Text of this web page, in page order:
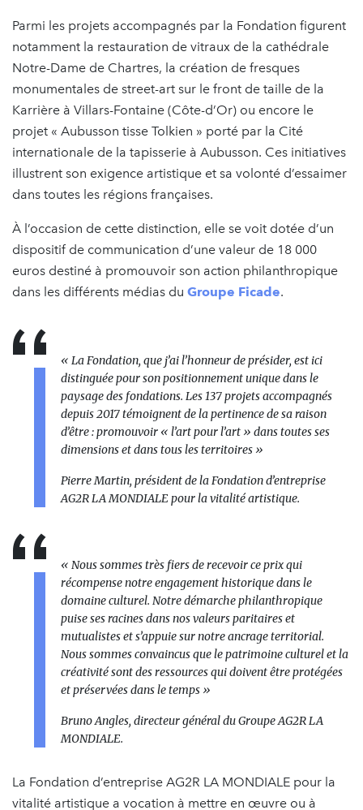
Parmi les projets accompagnés par la Fondation figurent
notamment la restauration de vitraux de la cathédrale
Notre-Dame de Chartres, la création de fresques
monumentales de street-art sur le front de taille de la
Karrière à Villars-Fontaine (Côte-d’Or) ou encore le
projet « Aubusson tisse Tolkien » porté par la Cité
internationale de la tapisserie à Aubusson. Ces initiatives
illustrent son exigence artistique et sa volonté d’essaimer
dans toutes les régions françaises.
À l’occasion de cette distinction, elle se voit dotée d’un
dispositif de communication d’une valeur de 18 000
euros destiné à promouvoir son action philanthropique
dans les différents médias du Groupe Ficade.
« La Fondation, que j’ai l’honneur de présider, est ici
distinguée pour son positionnement unique dans le
paysage des fondations. Les 137 projets accompagnés
depuis 2017 témoignent de la pertinence de sa raison
d’être : promouvoir « l’art pour l’art » dans toutes ses
dimensions et dans tous les territoires »
Pierre Martin, président de la Fondation d’entreprise
AG2R LA MONDIALE pour la vitalité artistique.
« Nous sommes très fiers de recevoir ce prix qui
récompense notre engagement historique dans le
domaine culturel. Notre démarche philanthropique
puise ses racines dans nos valeurs paritaires et
mutualistes et s’appuie sur notre ancrage territorial.
Nous sommes convaincus que le patrimoine culturel et la
créativité sont des ressources qui doivent être protégées
et préservées dans le temps »
Bruno Angles, directeur général du Groupe AG2R LA
MONDIALE.
La Fondation d’entreprise AG2R LA MONDIALE pour la
vitalité artistique a vocation à mettre en œuvre ou à